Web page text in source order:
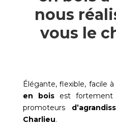
nous
vous le
Élégante, flexible, facile à
en boisest fortement
promoteurs
Charlieu.